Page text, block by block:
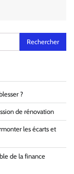
?
de rénovation
les écarts et
de la finance